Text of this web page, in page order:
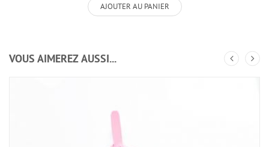
AJOUTER AU PANIER
VOUS AIMEREZ AUSSI...